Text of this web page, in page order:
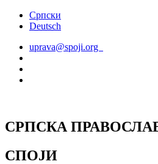
СкочитеСрпски
Deutsch
uprava@spoji.org
СРПСКА
СПОЈИ